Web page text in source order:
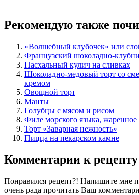
Рекомендую также
«Волшебный клубочек» или
Французский шоколадно-
Пасхальный кулич на сливках
Шоколадно-медовый торт со
кремом
Овощной торт
Манты
Голубцы с мясом и рисом
Филе морского языка, жаренное
Торт «Заварная нежность»
Пицца на пекарском камне
Комментарии к рецепту
Понравился рецепт?! Напишите мне
очень рада прочитать Ваш